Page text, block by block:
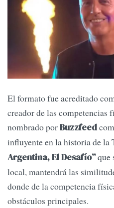
El formato fue acreditado
creador de las competencias
nombrado porBuzzfeed
influyente en la historia de la
Argentina, El Desafío”que
local, mantendrá las
donde de la competencia
obstáculos principales.